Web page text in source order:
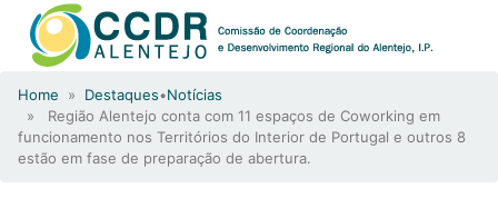
Home » Destaques•Notícias
» Região Alentejo conta com 11 espaços de Coworking em
funcionamento nos Territórios do Interior de Portugal e outros 8
estão em fase de preparação de abertura.